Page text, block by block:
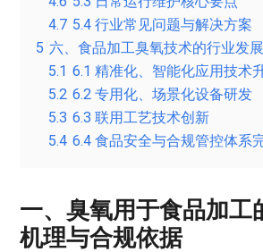
4.7 5.4 行业常见问题与解决方案
5 六、食品加工臭氧技术的行业发
5.1 6.1 精准化、智能化应用技术
5.2 6.2 专用化、场景化设备研发
5.3 6.3 联用工艺技术创新
5.4 6.4 食品安全与合规管控体系
一、臭氧用于食品加工
机理与合规依据